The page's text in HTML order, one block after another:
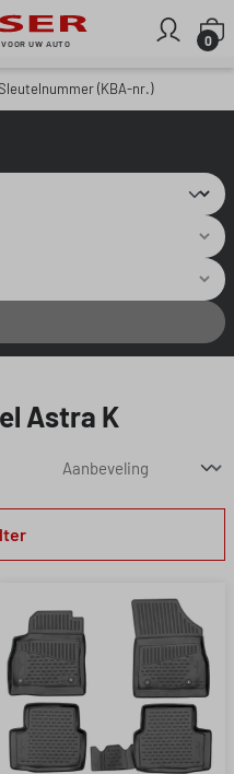
UW AUTO 0
(KBA-nr.)
Astra K